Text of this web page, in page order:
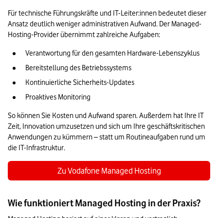
Für technische Führungskräfte und IT-Leiter:innen bedeutet dieser
Ansatz deutlich weniger administrativen Aufwand. Der Managed-
Hosting-Provider übernimmt zahlreiche Aufgaben:
Verantwortung für den gesamten Hardware-Lebenszyklus
Bereitstellung des Betriebssystems
Kontinuierliche Sicherheits-Updates
Proaktives Monitoring
So können Sie Kosten und Aufwand sparen. Außerdem hat Ihre IT
Zeit, Innovation umzusetzen und sich um Ihre geschäftskritischen
Anwendungen zu kümmern – statt um Routineaufgaben rund um
die IT-Infrastruktur.
Zu Vodafone Managed Hosting
Wie funktioniert Managed Hosting in der Praxis?